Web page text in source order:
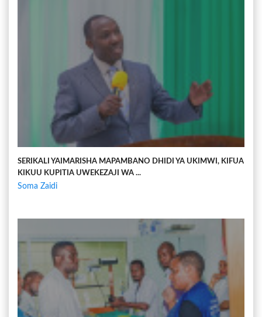
SERIKALI YAIMARISHA MAPAMBANO DHIDI YA UKIMWI, KIFUA
KIKUU KUPITIA UWEKEZAJI WA ...
Soma Zaidi